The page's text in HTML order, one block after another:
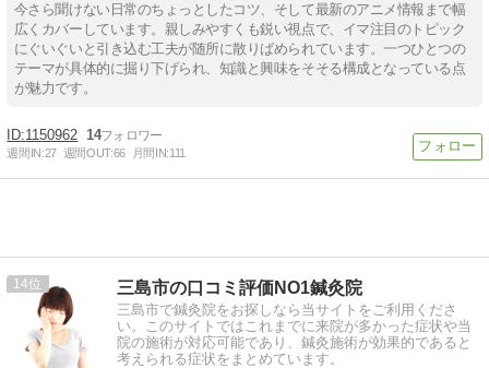
今さら聞けない日常のちょっとしたコツ、そして最新のアニメ情報まで幅
広くカバーしています。親しみやすくも鋭い視点で、イマ注目のトピック
にぐいぐいと引き込む工夫が随所に散りばめられています。一つひとつの
テーマが具体的に掘り下げられ、知識と興味をそそる構成となっている点
が魅力です。
1150962 14
週間IN:27 週間OUT:66 月間IN:111
14 三島市の口コミ評価NO1鍼灸院
三島市で鍼灸院をお探しなら当サイトをご利用くださ
い。このサイトではこれまでに来院が多かった症状や当
院の施術が対応可能であり、鍼灸施術が効果的であると
考えられる症状をまとめています。